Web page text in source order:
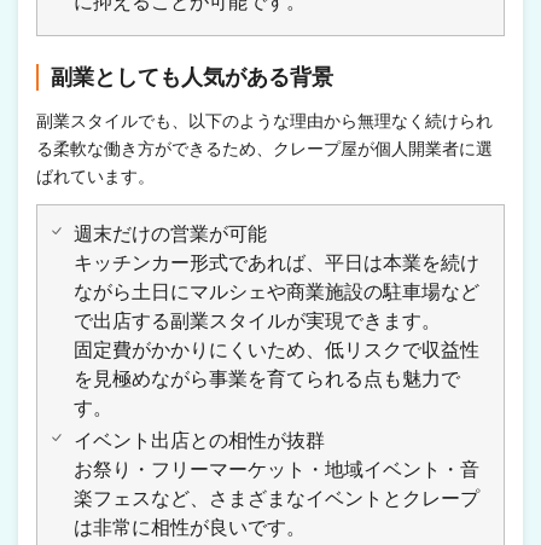
副業としても人気がある背景
副業スタイルでも、以下のような理由から無理なく続けられ
る柔軟な働き方ができるため、クレープ屋が個人開業者に選
ばれています。
週末だけの営業が可能
キッチンカー形式であれば、平日は本業を続け
ながら土日にマルシェや商業施設の駐車場など
で出店する副業スタイルが実現できます。
固定費がかかりにくいため、低リスクで収益性
を見極めながら事業を育てられる点も魅力で
す。
イベント出店との相性が抜群
お祭り・フリーマーケット・地域イベント・音
楽フェスなど、さまざまなイベントとクレープ
は非常に相性が良いです。